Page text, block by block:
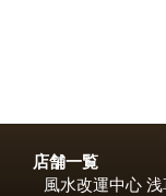
店舗一覧
風水改運中心